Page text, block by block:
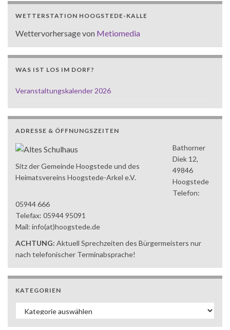
WETTERSTATION HOOGSTEDE-KALLE
Wettervorhersage von Metiomedia
WAS IST LOS IM DORF?
Veranstaltungskalender 2026
ADRESSE & ÖFFNUNGSZEITEN
Sitz der Gemeinde Hoogstede und des
Heimatsvereins Hoogstede-Arkel e.V.
Bathorner
Diek 12,
49846
Hoogstede
Telefon:
05944 666
Telefax: 05944 95091
Mail: info(at)hoogstede.de
ACHTUNG: Aktuell Sprechzeiten des Bürgermeisters nur
nach telefonischer Terminabsprache!
KATEGORIEN
Kategorien